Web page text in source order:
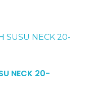
NECK 20-